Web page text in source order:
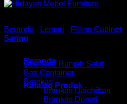
Beranda
Katalog Produk
Beranda Lemari Filling Cabinet
Saring
Bed Side Rumah Sakit
Box Container
Brankas
Brankas Daichiban
Brankas Donati